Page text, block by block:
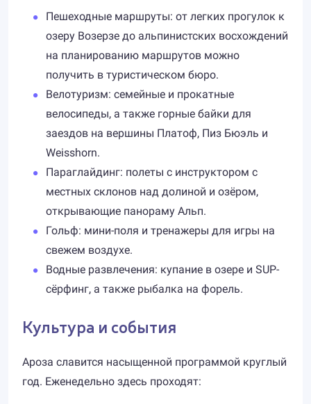
Пешеходные маршруты: от легких прогулок к
озеру Возерзе до альпинистских восхождений
на планированию маршрутов можно
получить в туристическом бюро.
Велотуризм: семейные и прокатные
велосипеды, а также горные байки для
заездов на вершины Платоф, Пиз Бюэль и
Weisshorn.
Параглайдинг: полеты с инструктором с
местных склонов над долиной и озёром,
открывающие панораму Альп.
Гольф: мини-поля и тренажеры для игры на
свежем воздухе.
Водные развлечения: купание в озере и SUP-
сёрфинг, а также рыбалка на форель.
Культура и события
Ароза славится насыщенной программой круглый
год. Еженедельно здесь проходят: